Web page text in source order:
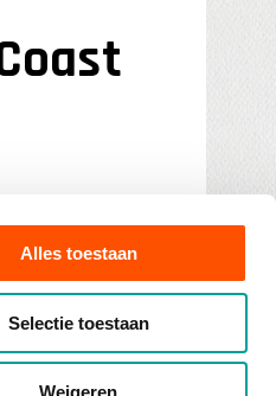
Alles toestaan
Selectie toestaan
Weigeren
duidelijk